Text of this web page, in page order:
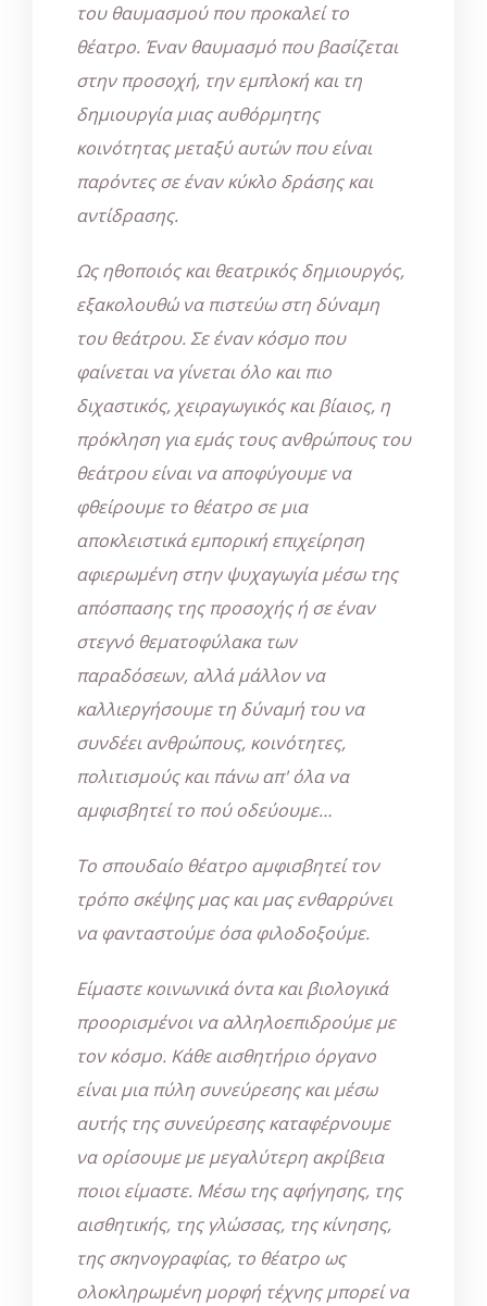
του θαυμασμού που προκαλεί το
θέατρο. Έναν θαυμασμό που βασίζεται
στην προσοχή, την εμπλοκή και τη
δημιουργία μιας αυθόρμητης
κοινότητας μεταξύ αυτών που είναι
παρόντες σε έναν κύκλο δράσης και
αντίδρασης.
Ως ηθοποιός και θεατρικός δημιουργός,
εξακολουθώ να πιστεύω στη δύναμη
του θεάτρου. Σε έναν κόσμο που
φαίνεται να γίνεται όλο και πιο
διχαστικός, χειραγωγικός και βίαιος, η
πρόκληση για εμάς τους ανθρώπους του
θεάτρου είναι να αποφύγουμε να
φθείρουμε το θέατρο σε μια
αποκλειστικά εμπορική επιχείρηση
αφιερωμένη στην ψυχαγωγία μέσω της
απόσπασης της προσοχής ή σε έναν
στεγνό θεματοφύλακα των
παραδόσεων, αλλά μάλλον να
καλλιεργήσουμε τη δύναμή του να
συνδέει ανθρώπους, κοινότητες,
πολιτισμούς και πάνω απ' όλα να
αμφισβητεί το πού οδεύουμε…
Το σπουδαίο θέατρο αμφισβητεί τον
τρόπο σκέψης μας και μας ενθαρρύνει
να φανταστούμε όσα φιλοδοξούμε.
Είμαστε κοινωνικά όντα και βιολογικά
προορισμένοι να αλληλοεπιδρούμε με
τον κόσμο. Κάθε αισθητήριο όργανο
είναι μια πύλη συνεύρεσης και μέσω
αυτής της συνεύρεσης καταφέρνουμε
να ορίσουμε με μεγαλύτερη ακρίβεια
ποιοι είμαστε. Μέσω της αφήγησης, της
αισθητικής, της γλώσσας, της κίνησης,
της σκηνογραφίας, το θέατρο ως
ολοκληρωμένη μορφή τέχνης μπορεί να